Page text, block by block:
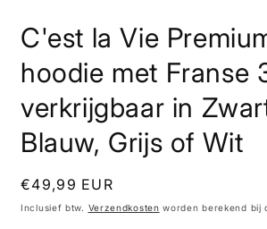
C'est la Vie
hoodie met Franse
verkrijgbaar in
Blauw, Grijs of Wit
Normale
prijs
€49,99 EUR
Inclusief btw. Verzendkosten worden berekend bij